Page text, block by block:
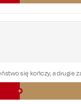
się kończy, a drugie